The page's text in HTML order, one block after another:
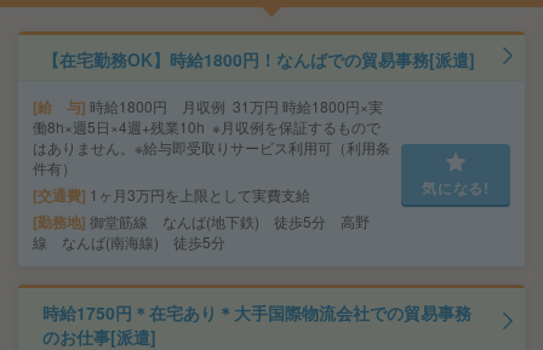
【在宅勤務OK】時給1800円！なんばでの貿易事務[派遣]
給 与 時給1800円 月収例 31万円 時給1800円×実
働8h×週5日×4週+残業10h ※月収例を保証するもので
はありません。※給与即受取りサービス利用可（利用条
件有）
交通費 1ヶ月3万円を上限として実費支給
勤務地 御堂筋線 なんば(地下鉄) 徒歩5分 高野
線 なんば(南海線) 徒歩5分
気になる!
時給1750円＊在宅あり＊大手国際物流会社での貿易事務
のお仕事[派遣]